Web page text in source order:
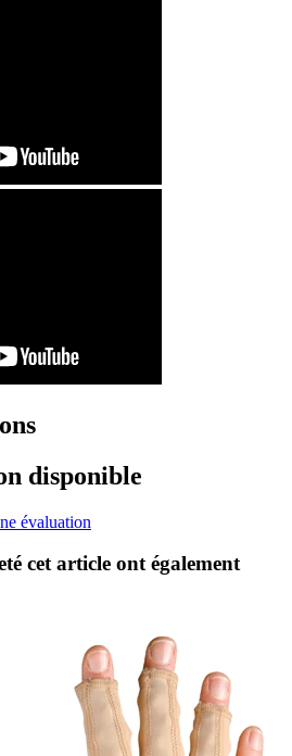
disponible
évaluation
cet article ont également